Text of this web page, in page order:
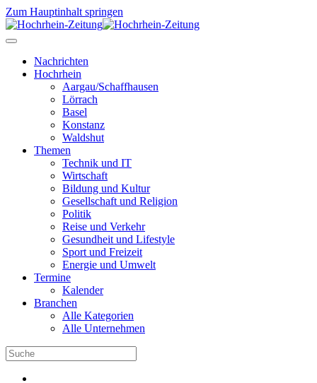
Zum Hauptinhalt springen
Nachrichten
Hochrhein
Aargau/Schaffhausen
Lörrach
Basel
Konstanz
Waldshut
Themen
Technik und IT
Wirtschaft
Bildung und Kultur
Gesellschaft und Religion
Politik
Reise und Verkehr
Gesundheit und Lifestyle
Sport und Freizeit
Energie und Umwelt
Termine
Kalender
Branchen
Alle Kategorien
Alle Unternehmen